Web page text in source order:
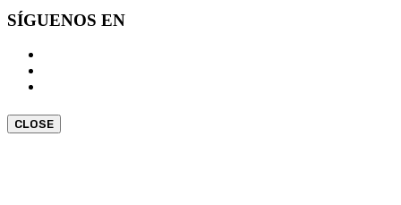
SÍGUENOS EN
CLOSE